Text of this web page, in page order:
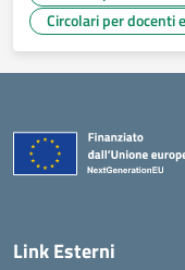
Circolari per docenti
Link Esterni